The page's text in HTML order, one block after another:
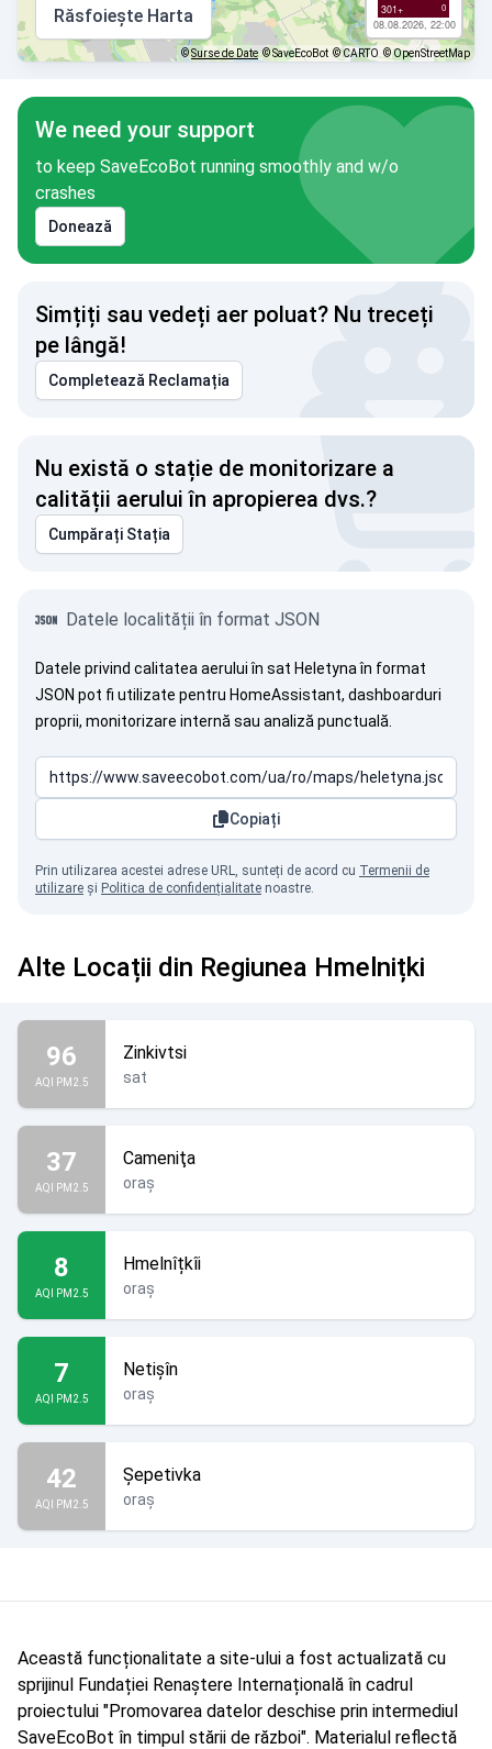
301+ 0
08.08.2026, 22:00
Răsfoiește Harta
©Surse de Date © SaveEcoBot © CARTO © OpenStreetMap
We need your support
to keep SaveEcoBot running smoothly and w/o
crashes
Donează
Simțiți sau vedeți aer poluat? Nu treceți
pe lângă!
Completează Reclamația
Nu există o stație de monitorizare a
calității aerului în apropierea dvs.?
Cumpărați Stația
Datele localității în format JSON
Datele privind calitatea aerului în sat Heletyna în format
JSON pot fi utilizate pentru HomeAssistant, dashboarduri
proprii, monitorizare internă sau analiză punctuală.
Copiați
Prin utilizarea acestei adrese URL, sunteți de acord cu Termenii de
utilizare și Politica de confidențialitate noastre.
Alte Locații din Regiunea Hmelnițki
96
AQI PM2.5
Zinkivtsi
sat
37
AQI PM2.5
Cameniţa
oraș
8
AQI PM2.5
Hmelnîțkîi
oraș
7
AQI PM2.5
Netişîn
oraș
42
AQI PM2.5
Şepetivka
oraș
Această funcționalitate a site-ului a fost actualizată cu
sprijinul Fundației Renaștere Internațională în cadrul
proiectului "Promovarea datelor deschise prin intermediul
SaveEcoBot în timpul stării de război". Materialul reflectă